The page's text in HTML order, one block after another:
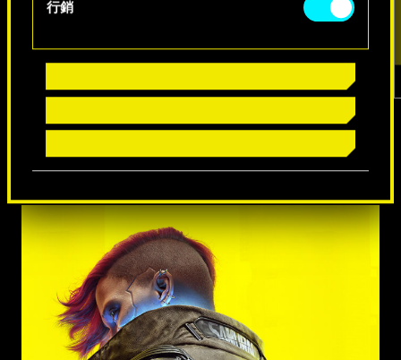
行銷